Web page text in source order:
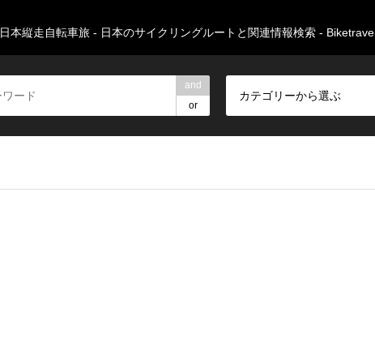
日本縦走自転車旅 - 日本のサイクリングルートと関連情報検索 -
and
or
カテゴリーから選ぶ